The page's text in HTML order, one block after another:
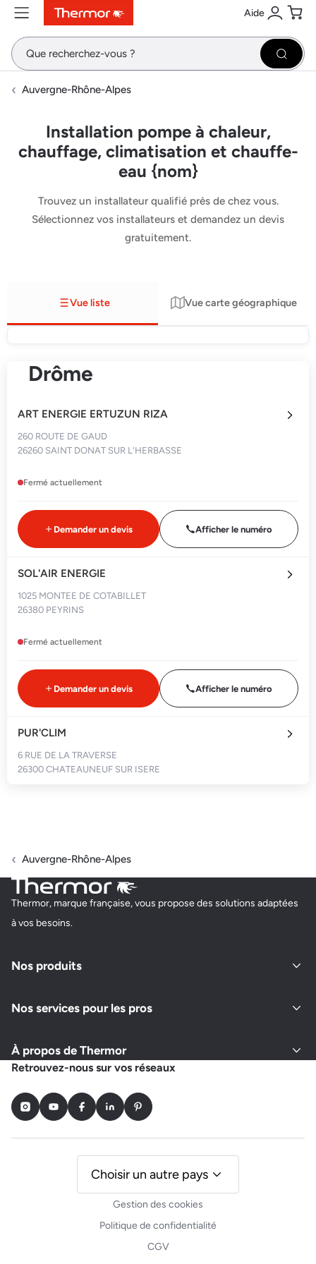
ContenuMenuRecherche Aide
Se
Auvergne-Rhône-Alpes
Installation pompe à chaleur,
chauffage, climatisation et chauffe-
eau {nom}
Trouvez un installateur qualifié près de chez vous.
Sélectionnez vos installateurs et demandez un devis
gratuitement.
Vue liste Vue carte géographique
Drôme
ART ENERGIE ERTUZUN RIZA
260 ROUTE DE GAUD
26260 SAINT DONAT SUR L'HERBASSE
Fermé actuellement
Demander un devis Afficher le numéro
SOL'AIR ENERGIE
1025 MONTEE DE COTABILLET
26380 PEYRINS
Fermé actuellement
Demander un devis Afficher le numéro
PUR'CLIM
6 RUE DE LA TRAVERSE
26300 CHATEAUNEUF SUR ISERE
MS CLIMATE (MACLEM)
26350 CRÉPOL
Fermé actuellement
Demander un devis
Auvergne-Rhône-Alpes
Thermor, marque française, vous propose des solutions adaptées
à vos besoins.
Nos produits
Nos services pour les pros
À propos de Thermor
Retrouvez-nous sur vos réseaux
InstagramYoutubeFacebookLinkedInPinterest
Gestion des cookies
Politique de confidentialité
CGV
Choisir un autre pays